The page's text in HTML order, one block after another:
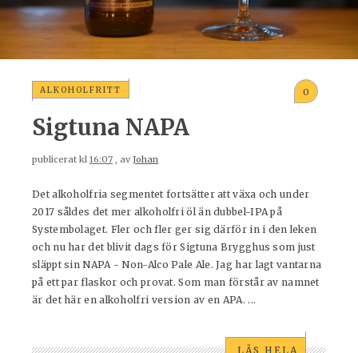
ALKOHOLFRITT 0
Sigtuna NAPA
publicerat kl 16:07 , avJohan
Det alkoholfria segmentet fortsätter att växa och under
2017 såldes det mer alkoholfri öl än dubbel-IPA på
Systembolaget. Fler och fler ger sig därför in i den leken
och nu har det blivit dags för Sigtuna Brygghus som just
släppt sin NAPA - Non-Alco Pale Ale. Jag har lagt vantarna
på ett par flaskor och provat. Som man förstår av namnet
är det här en alkoholfri version av en APA. ...
LÄS HELA